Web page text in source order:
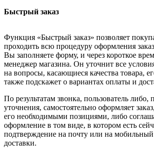
Быстрый заказ
Функция «Быстрый заказ» позволяет
проходить всю процедуру оформления
Вы заполняете форму, и через короткое
менеджер магазина. Он уточнит все
на вопросы, касающиеся качества товара,
также подскажет о вариантах оплаты и
По результатам звонка, пользователь либо,
уточнения, самостоятельно оформляет
его необходимыми позициями, либо
оформление в том виде, в котором есть
подтверждение на почту или на
доставки.